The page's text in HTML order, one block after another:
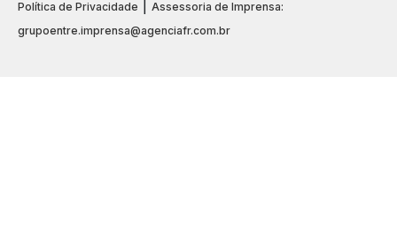
Política de Privacidade
Assessoria de Imprensa:
grupoentre.imprensa@agenciafr.com.br